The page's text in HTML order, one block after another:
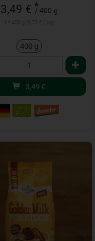
3,49 € *
/ 400 g
400 g
3,49 €